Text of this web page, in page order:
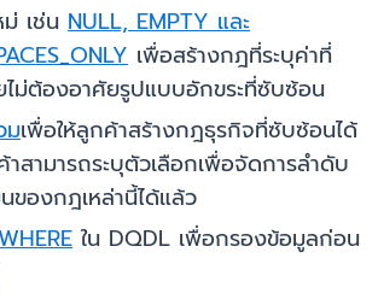
ม่ เช่น NULL, EMPTY และ
เพื่อสร้างกฎที่ระบุค่าที่
ไม่ต้องอาศัยรูปแบบอักขระที่ซับซ้อน
มเพื่อให้ลูกค้าสร้างกฎธุรกิจที่ซับซ้อนได้
สามารถระบุตัวเลือกเพื่อจัดการลำดับ
นของกฎเหล่านี้ได้แล้ว
ใน DQDL เพื่อกรองข้อมูลก่อน